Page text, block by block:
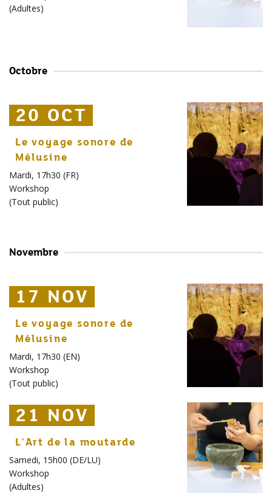
(Adultes)
Octobre
20 OCT
20 OCT
20 OCT
Le voyage sonore de
Mélusine
Mardi, 17h30 (FR)
Workshop
(Tout public)
Novembre
17 NOV
17 NOV
17 NOV
Le voyage sonore de
Mélusine
Mardi, 17h30 (EN)
Workshop
(Tout public)
21 NOV
21 NOV
21 NOV
L'Art de la moutarde
Samedi, 15h00 (DE/LU)
Workshop
(Adultes)